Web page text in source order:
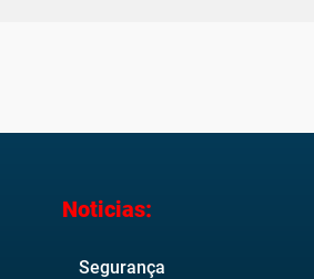
Noticias:
Segurança